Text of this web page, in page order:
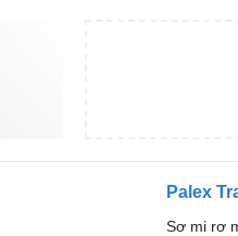
Palex
Sơ mi rơ